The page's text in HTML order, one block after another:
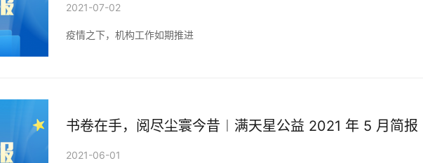
2021-07-02
疫情之下，机构工作如期推进
书卷在手，阅尽尘寰今昔︱满天星公益 2021 年 5 月简报
2021-06-01